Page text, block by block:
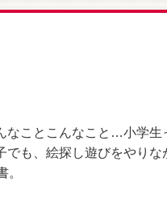
なことこんなこと…小学生
も、絵探し遊びをやりな
。